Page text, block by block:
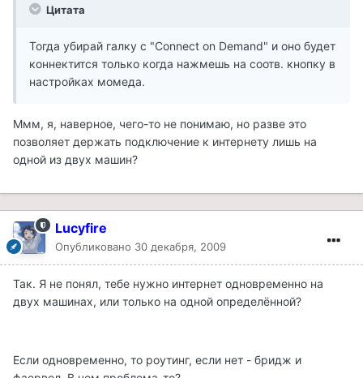
Цитата
Тогда убирай галку с "Connect on Demand" и оно будет
коннектится только когда нажмешь на соотв. кнопку в
настройках момеда.
Ммм, я, наверное, чего-то не понимаю, но разве это
позволяет держать подключение к интернету лишь на
одной из двух машин?
Lucyfire
Опубликовано 30 декабря, 2009
Так. Я не понял, тебе нужно интернет одновременно на
двух машинах, или только на одной определённой?
Если одновременно, то роутинг, если нет - бридж и